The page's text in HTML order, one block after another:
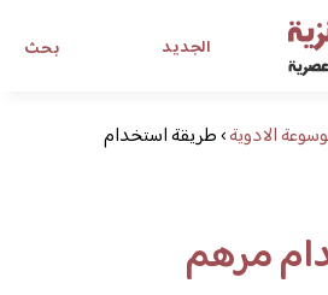
بحث الجديد
للفتاة العصرية
الادوية›طريقة استخدام
مرهم